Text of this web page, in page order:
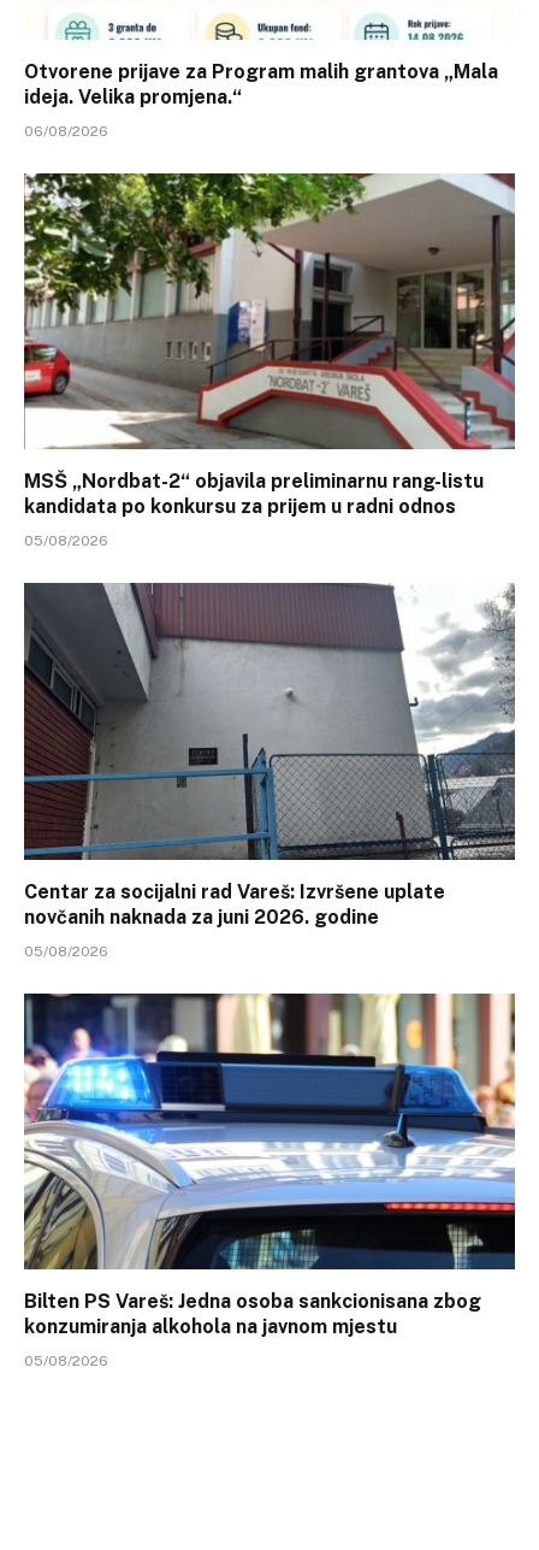
Otvorene prijave za Program malih grantova „Mala
ideja. Velika promjena.“
06/08/2026
MSŠ „Nordbat-2“ objavila preliminarnu rang-listu
kandidata po konkursu za prijem u radni odnos
05/08/2026
Centar za socijalni rad Vareš: Izvršene uplate
novčanih naknada za juni 2026. godine
05/08/2026
Bilten PS Vareš: Jedna osoba sankcionisana zbog
konzumiranja alkohola na javnom mjestu
05/08/2026